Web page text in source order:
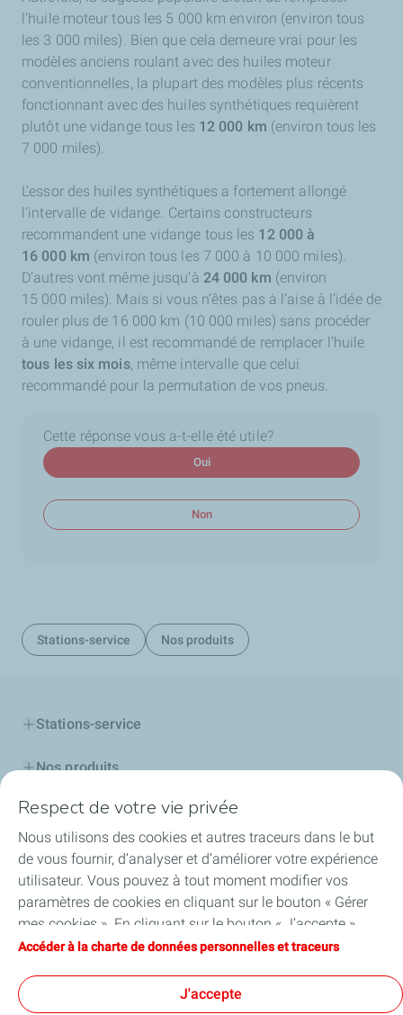
l’huile moteur tous les 5 000 km environ (environ tous
les 3 000 miles). Bien que cela demeure vrai pour les
modèles anciens roulant avec des huiles moteur
conventionnelles, la plupart des modèles plus récents
fonctionnant avec des huiles synthétiques requièrent
plutôt une vidange tous les 12 000 km (environ tous les
7 000 miles).
L’essor des huiles synthétiques a fortement allongé
l’intervalle de vidange. Certains constructeurs
recommandent une vidange tous les 12 000 à
16 000 km (environ tous les 7 000 à 10 000 miles).
D’autres vont même jusqu’à 24 000 km (environ
15 000 miles). Mais si vous n’êtes pas à l’aise à l’idée de
rouler plus de 16 000 km (10 000 miles) sans procéder
à une vidange, il est recommandé de remplacer l’huile
tous les six mois, même intervalle que celui
recommandé pour la permutation de vos pneus.
Cette réponse vous a-t-elle été utile?
Oui
Non
Stations-service Nos produits
Stations-service
Nos produits
Cartes TotalEnergies
Professionnels
Découvrir TotalEnergies
Challenge Startupper
Respect de votre vie privée
Nous utilisons des cookies et autres traceurs dans le but
de vous fournir, d’analyser et d’améliorer votre expérience
utilisateur. Vous pouvez à tout moment modifier vos
paramètres de cookies en cliquant sur le bouton « Gérer
mes cookies ». En cliquant sur le bouton « J’accepte »,
vous acceptez le dépôt de l’ensemble des cookies. Dans le
techniques nécessaires au bon fonctionnement du site
seront utilisés. Pour plus d’informations, vous pouvez
Accéder à la charte de données personnelles et traceurs
J'accepte